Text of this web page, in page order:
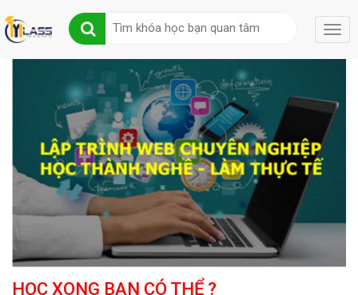
HỌC XONG BẠN CÓ THỂ ?